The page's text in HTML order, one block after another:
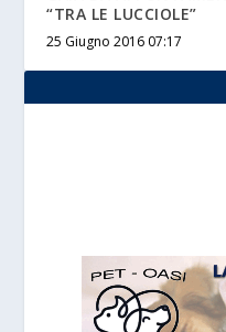
“TRA LE LUCCIOLE”
25 Giugno 2016 07:17